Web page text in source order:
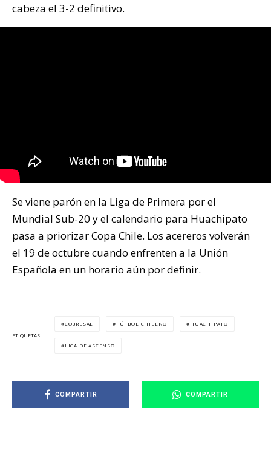
cabeza el 3-2 definitivo.
Se viene parón en la Liga de Primera por el
Mundial Sub-20 y el calendario para Huachipato
pasa a priorizar Copa Chile. Los acereros volverán
el 19 de octubre cuando enfrenten a la Unión
Española en un horario aún por definir.
ETIQUETAS
COBRESAL FÚTBOL CHILENO HUACHIPATO
LIGA DE ASCENSO
COMPARTIR COMPARTIR